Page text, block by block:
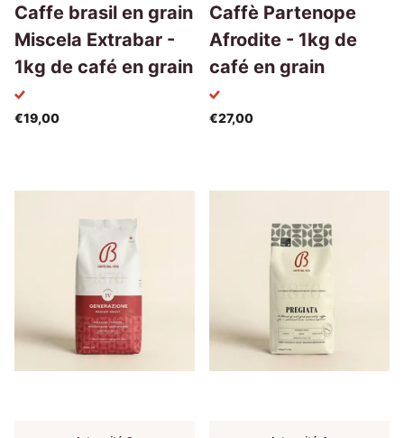
Caffe brasil en grain
Miscela Extrabar -
1kg de café en grain
€19,00
Caffè Partenope
Afrodite - 1kg de
café en grain
€27,00